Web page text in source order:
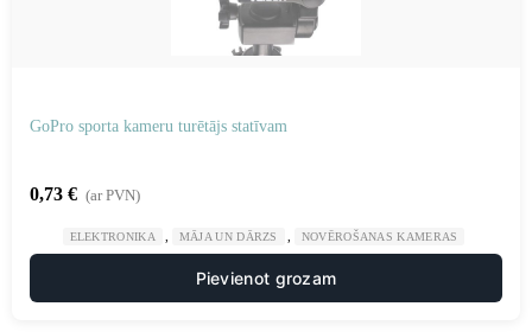
GoPro sporta kameru turētājs statīvam
0,73 € (ar PVN)
ELEKTRONIKA MĀJA UN DĀRZS NOVĒROŠANAS KAMERAS
Pievienot grozam